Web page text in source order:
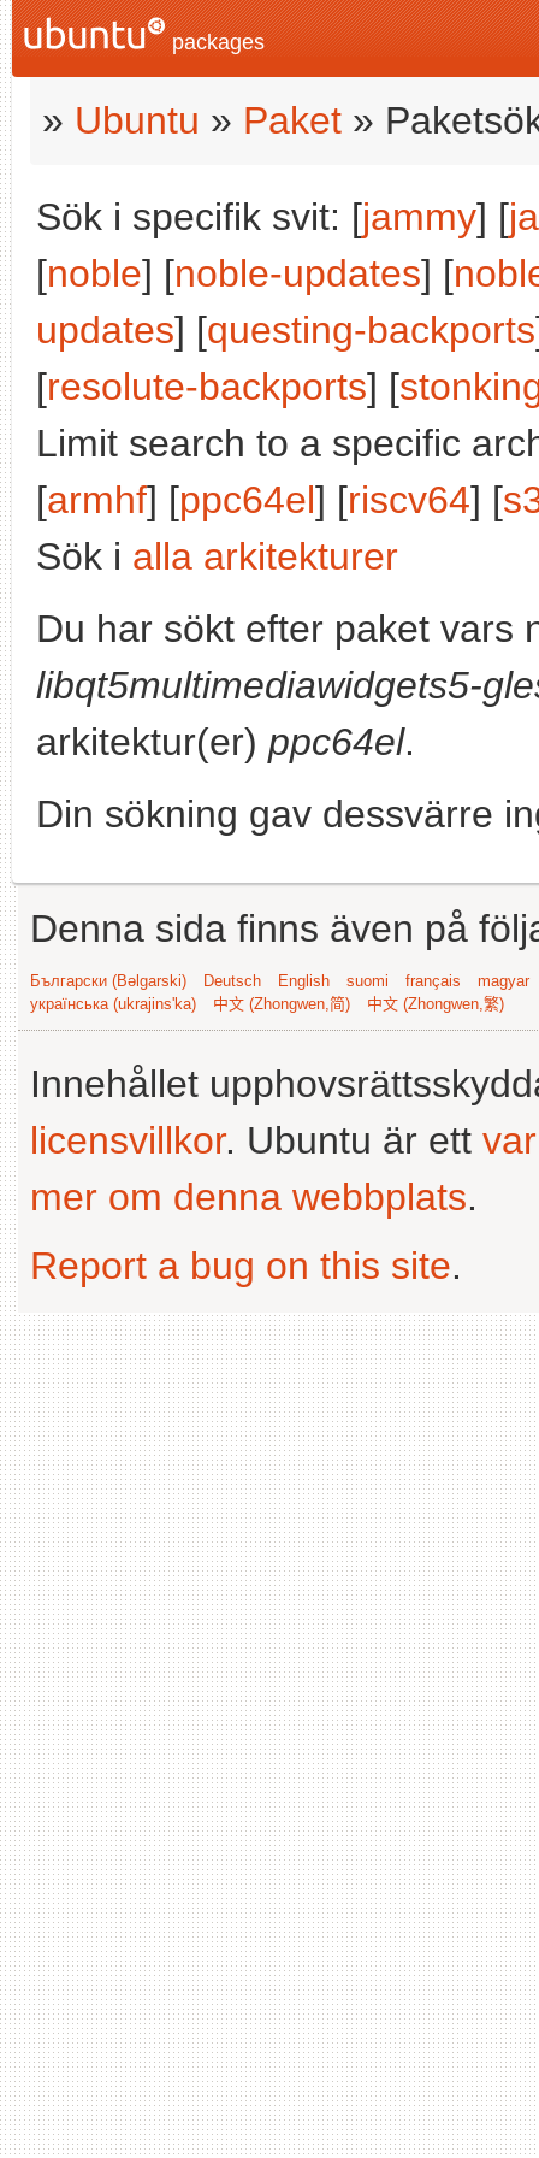
packages
» Ubuntu » Paket »
Sök i specifik svit: [jammy] [
[noble] [noble-updates] [
updates] [questing-backports
[resolute-backports] [
Limit search to a specific
[armhf] [ppc64el] [riscv64] [
Sök i alla arkitekturer
Du har sökt efter paket vars
libqt5multimediawidgets5-
arkitektur(er) ppc64el.
Din sökning gav dessvärre
Denna sida finns även på
Български (Bəlgarski) Deutsch English suomi français
magyar
українська (ukrajins'ka)
中文 (Zhongwen,简) 中文 (Zhongwen,繁)
Innehållet
licensvillkor. Ubuntu är ett
mer om denna webbplats.
Report a bug on this site.